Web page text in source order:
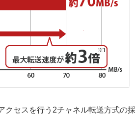
クセスを行う2チャネル転送方式